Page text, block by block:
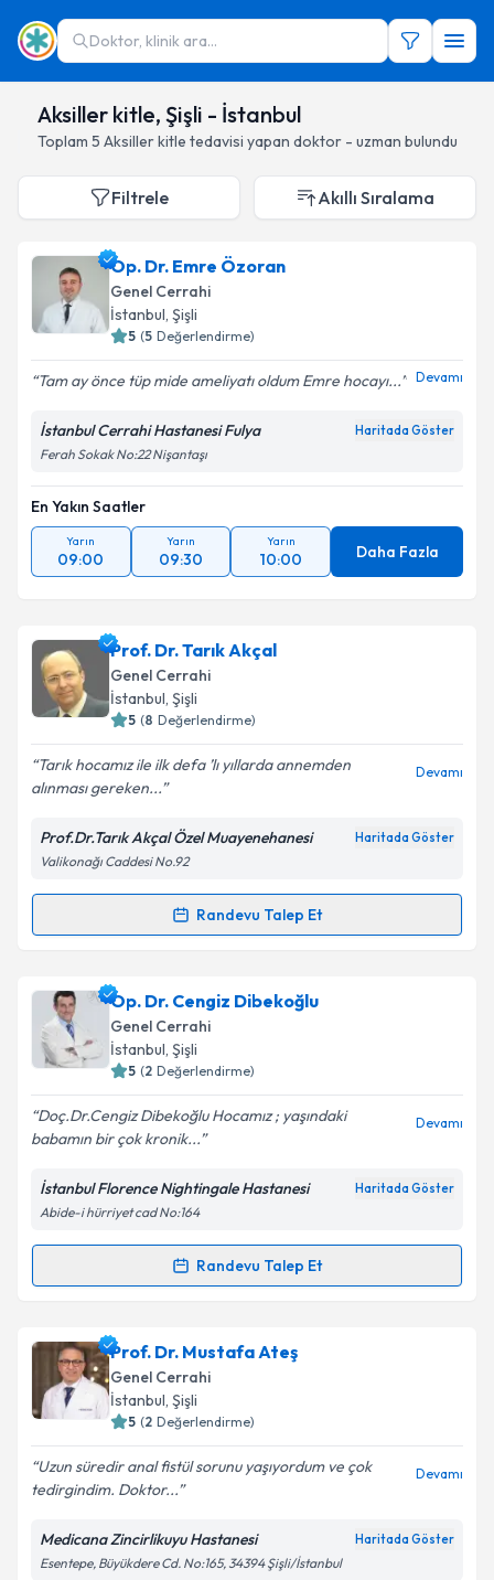
Doktor, klinik ara...
Aksiller kitle, Şişli - İstanbul
Toplam 5 Aksiller kitle tedavisi yapan doktor - uzman bulundu
Filtrele Akıllı Sıralama
Op. Dr. Emre Özoran
Genel Cerrahi
İstanbul, Şişli
5 (5 Değerlendirme)
Tam ay önce tüp mide ameliyatı oldum Emre hocayı... Devamı
İstanbul Cerrahi Hastanesi Fulya Haritada Göster
Ferah Sokak No:22 Nişantaşı
En Yakın Saatler
Yarın
09:00
Yarın
09:30
Yarın
10:00 Daha Fazla
Prof. Dr. Tarık Akçal
Genel Cerrahi
İstanbul, Şişli
5 (8 Değerlendirme)
Tarık hocamız ile ilk defa ’lı yıllarda annemden
alınması gereken...
Devamı
Prof.Dr.Tarık Akçal Özel Muayenehanesi Haritada Göster
Valikonağı Caddesi No.92
Randevu Talep Et
Randevu Takvimi Talebi
Prof. Dr. Tarık Akçaliçin randevu takvimi talebi
oluşturun. Size bu uzmandan randevu almanız için bir
takvim hazırlandığında e-posta ile bilgilendireceğiz.
Kişisel verilerimin işlenmesine ilişkin
Aydınlatma
Metni'ni okudum ve kişisel verilerimin belirtilen
kapsamda işlenmesini kabul ediyorum.
Op. Dr. Cengiz Dibekoğlu
Genel Cerrahi
İstanbul, Şişli
5 (2 Değerlendirme)
Doç.Dr.Cengiz Dibekoğlu Hocamız ; yaşındaki
babamın bir çok kronik...
Devamı
İstanbul Florence Nightingale Hastanesi Haritada Göster
Abide-i hürriyet cad No:164
Randevu Talep Et
Randevu Takvimi Talebi
Op. Dr. Cengiz Dibekoğluiçin randevu takvimi talebi
oluşturun. Size bu uzmandan randevu almanız için bir
takvim hazırlandığında e-posta ile bilgilendireceğiz.
Kişisel verilerimin işlenmesine ilişkin
Aydınlatma
Metni'ni okudum ve kişisel verilerimin belirtilen
Prof. Dr. Mustafa Ateş
Genel Cerrahi
İstanbul, Şişli
5 (2 Değerlendirme)
Uzun süredir anal fistül sorunu yaşıyordum ve çok
tedirgindim. Doktor...
Devamı
Medicana Zincirlikuyu Hastanesi Haritada Göster
Esentepe, Büyükdere Cd. No:165, 34394 Şişli/İstanbul